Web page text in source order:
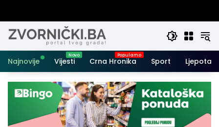
Najnovije Vijesti Crna Hronika Sport Ljepota i